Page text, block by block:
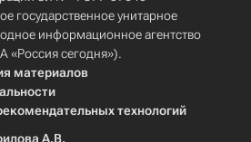
государственное унитарное
информационное агентство
«Россия сегодня»).
материалов
технологий
А.В.